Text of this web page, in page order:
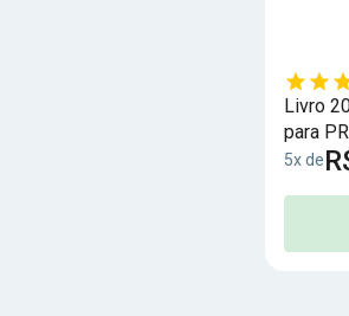
Livro
para
5x de